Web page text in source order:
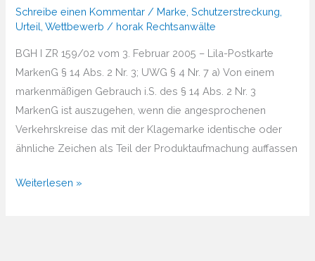
Schreibe einen Kommentar / Marke ,Schutzerstreckung
Urteil ,Wettbewerb / horak Rechtsanwälte
BGH I ZR 159/02 vom 3. Februar 2005 – Lila-Postkarte
MarkenG § 14 Abs. 2 Nr. 3; UWG § 4 Nr. 7 a) Von einem
markenmäßigen Gebrauch i.S. des § 14 Abs. 2 Nr. 3
MarkenG ist auszugehen, wenn die angesprochenen
Verkehrskreise das mit der Klagemarke identische oder
ähnliche Zeichen als Teil der Produktaufmachung auffassen
BGH
Weiterlesen »